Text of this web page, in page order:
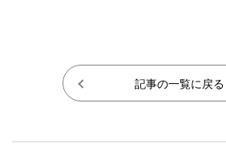
記事の一覧に戻る